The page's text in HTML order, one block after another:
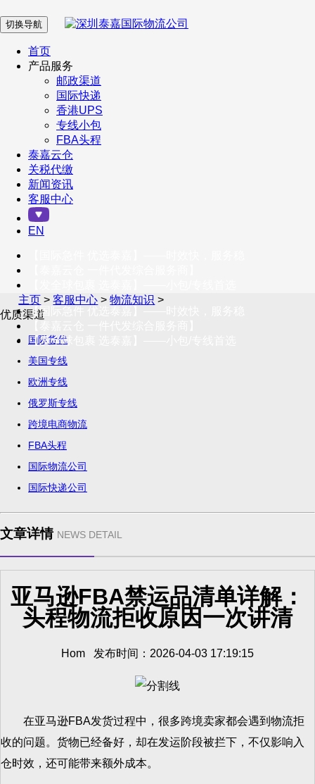
在 线 客 服
企业微信
订阅号
客户服务热线
400-098-5699
联系我们
切换导航
首页
产品服务
邮政渠道
国际快递
香港UPS
专线小包
FBA头程
泰嘉云仓
关税代缴
新闻资讯
客服中心
EN
【国际急件 优选泰嘉】——时效快，服务稳
【发全球包裹 选泰嘉】——小包/专线首选
主页 >客服中心 >物流知识 >
优质渠道
国际货代
美国专线
欧洲专线
俄罗斯专线
跨境电商物流
FBA头程
国际物流公司
国际快递公司
文章详情 NEWS DETAIL
亚马逊FBA禁运品清单详解：
头程物流拒收原因一次讲清
Hom 发布时间：2026-04-03 17:19:15
在亚马逊FBA发货过程中，很多跨境卖家都会遇到物流拒
收的问题。货物已经备好，却在发运阶段被拦下，不仅影响入
仓时效，还可能带来额外成本。